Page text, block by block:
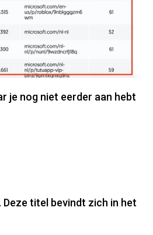
je nog niet eerder aan hebt
titel bevindt zich in het